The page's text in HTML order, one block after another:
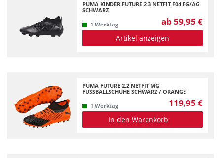
1
PUMA KINDER FUTURE 2.3 NETFIT F04 FG/AG
SCHWARZ
1 Werktag ab 59,95 €
Artikel anzeigen
PUMA FUTURE 2.2 NETFIT MG
FUSSBALLSCHUHE SCHWARZ / ORANGE
1 Werktag 119,95 €
In den Warenkorb